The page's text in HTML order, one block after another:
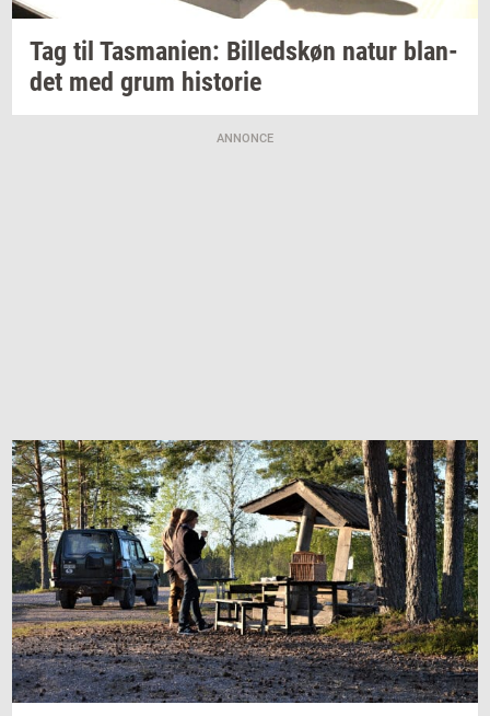
Tag til Tas­ma­ni­en: Bil­leds­køn natur blan­
det med grum hi­sto­rie
ANNONCE